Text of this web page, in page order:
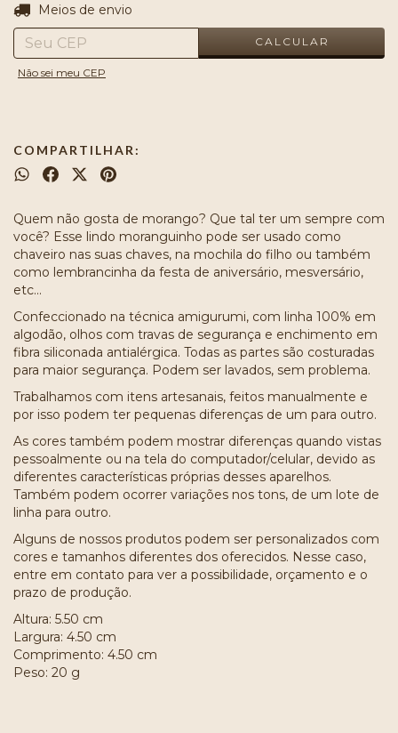
Entregas para o CEP:
Meios de envio
CALCULAR
Não sei meu CEP
COMPARTILHAR:
Quem não gosta de morango? Que tal ter um sempre com
você? Esse lindo moranguinho pode ser usado como
chaveiro nas suas chaves, na mochila do filho ou também
como lembrancinha da festa de aniversário, mesversário,
etc...
Confeccionado na técnica amigurumi, com linha 100% em
algodão, olhos com travas de segurança e enchimento em
fibra siliconada antialérgica. Todas as partes são costuradas
para maior segurança. Podem ser lavados, sem problema.
Trabalhamos com itens artesanais, feitos manualmente e
por isso podem ter pequenas diferenças de um para outro.
As cores também podem mostrar diferenças quando vistas
pessoalmente ou na tela do computador/celular, devido as
diferentes características próprias desses aparelhos.
Também podem ocorrer variações nos tons, de um lote de
linha para outro.
Alguns de nossos produtos podem ser personalizados com
cores e tamanhos diferentes dos oferecidos. Nesse caso,
entre em contato para ver a possibilidade, orçamento e o
prazo de produção.
Altura: 5.50 cm
Largura: 4.50 cm
Comprimento: 4.50 cm
Peso: 20 g